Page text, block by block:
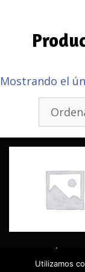
Mostrando el
Flyers
Utilizamos